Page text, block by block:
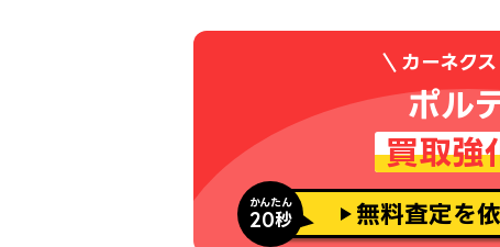
カーネク
ポル
買取強
かんたん
20秒 無料査定を